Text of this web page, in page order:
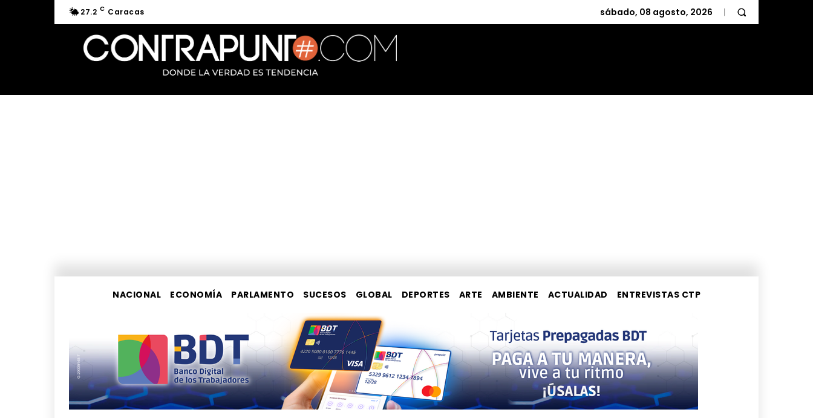
27.2 C Caracas sábado, 08 agosto, 2026
NACIONAL ECONOMÍA PARLAMENTO SUCESOS GLOBAL DEPORTES ARTE AMBIENTE ACTUALIDAD ENTREVISTAS CTP